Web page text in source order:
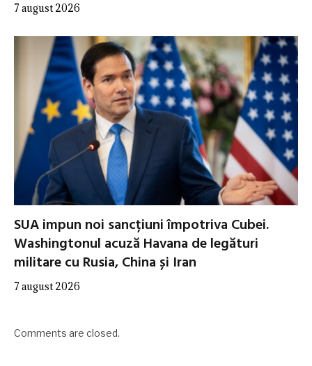
7 august 2026
SUA impun noi sancțiuni împotriva Cubei.
Washingtonul acuză Havana de legături
militare cu Rusia, China și Iran
7 august 2026
Comments are closed.